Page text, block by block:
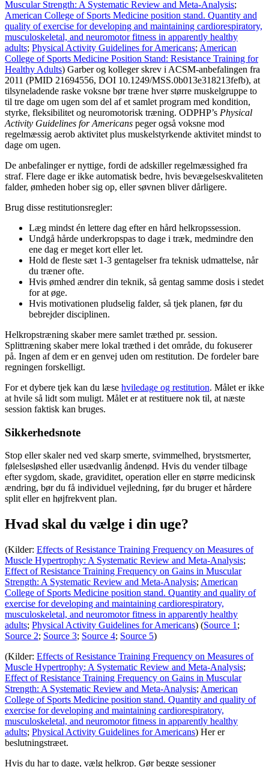
Muscular Strength: A Systematic Review and Meta-Analysis;
American College of Sports Medicine position stand. Quantity and
quality of exercise for developing and maintaining cardiorespiratory,
musculoskeletal, and neuromotor fitness in apparently healthy
adults; Physical Activity Guidelines for Americans; American
College of Sports Medicine Position Stand: Resistance Training for
Healthy Adults) Garber og kolleger skrev i ACSM-anbefalingen fra
2011 (PMID 21694556, DOI 10.1249/MSS.0b013e318213fefb), at
tilsyneladende raske voksne bør træne hver større muskelgruppe to
til tre dage om ugen som del af et samlet program med kondition,
styrke, fleksibilitet og neuromotorisk træning. ODPHP’s Physical
Activity Guidelines for Americans peger også voksne mod
regelmæssig aerob aktivitet plus muskelstyrkende aktivitet mindst to
dage om ugen.
De anbefalinger er nyttige, fordi de adskiller regelmæssighed fra
straf. Flere dage er ikke automatisk bedre, hvis bevægelseskvaliteten
falder, ømheden hober sig op, eller søvnen bliver dårligere.
Brug disse restitutionsregler:
Læg mindst én lettere dag efter en hård helkropssession.
Undgå hårde underkropspas to dage i træk, medmindre den
ene dag er meget kort eller let.
Hold de fleste sæt 1-3 gentagelser fra teknisk udmattelse, når
du træner ofte.
Hvis ømhed ændrer din teknik, så gentag samme dosis i stedet
for at øge.
Hvis motivationen pludselig falder, så tjek planen, før du
bebrejder disciplinen.
Helkropstræning skaber mere samlet træthed pr. session.
Splittræning skaber mere lokal træthed i det område, du fokuserer
på. Ingen af dem er en genvej uden om restitution. De fordeler bare
regningen forskelligt.
For et dybere tjek kan du læse hviledage og restitution. Målet er ikke
at hvile så lidt som muligt. Målet er at restituere nok til, at næste
session faktisk kan bruges.
Sikkerhedsnote
Stop eller skaler ned ved skarp smerte, svimmelhed, brystsmerter,
følelsesløshed eller usædvanlig åndenød. Hvis du vender tilbage
efter sygdom, skade, graviditet, operation eller en større medicinsk
ændring, bør du få individuel vejledning, før du bruger et hårdere
split eller en højfrekvent plan.
Hvad skal du vælge i din uge?
(Kilder: Effects of Resistance Training Frequency on Measures of
Muscle Hypertrophy: A Systematic Review and Meta-Analysis;
Effect of Resistance Training Frequency on Gains in Muscular
Strength: A Systematic Review and Meta-Analysis; American
College of Sports Medicine position stand. Quantity and quality of
exercise for developing and maintaining cardiorespiratory,
musculoskeletal, and neuromotor fitness in apparently healthy
adults; Physical Activity Guidelines for Americans) (Source 1 ;
Source 2; Source 3; Source 4; Source 5)
(Kilder: Effects of Resistance Training Frequency on Measures of
Muscle Hypertrophy: A Systematic Review and Meta-Analysis;
Effect of Resistance Training Frequency on Gains in Muscular
Strength: A Systematic Review and Meta-Analysis; American
College of Sports Medicine position stand. Quantity and quality of
exercise for developing and maintaining cardiorespiratory,
musculoskeletal, and neuromotor fitness in apparently healthy
adults; Physical Activity Guidelines for Americans) Her er
beslutningstræet.
Hvis du har to dage, vælg helkrop. Gør begge sessioner